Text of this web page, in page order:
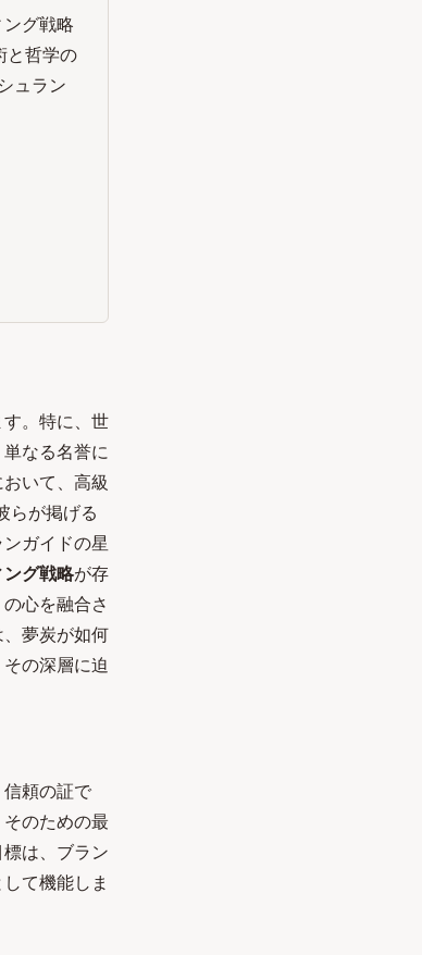
グ戦略
と哲学の
ュラン
。特に、世
なる名誉に
いて、高級
らが掲げる
ガイドの星
グ戦略が存
心を融合さ
夢炭が如何
の深層に迫
頼の証で
のための最
は、ブラン
て機能しま